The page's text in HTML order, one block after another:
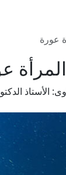
عورة
الأستاذ